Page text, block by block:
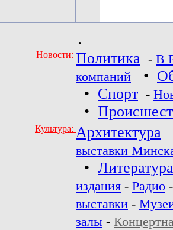
•
Новости: Политика - В
компаний
•
• Спорт -
•
Культура: Архитектура
выставки
• Литература
издания - Радио -
выставки -
залы -